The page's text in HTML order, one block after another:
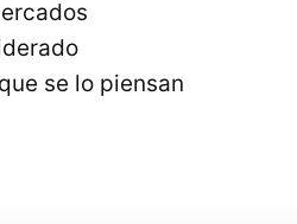
se lo piensan